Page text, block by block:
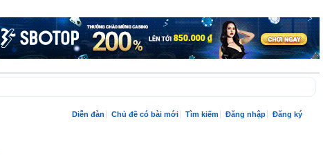
Diễn đàn Chủ đề có bài mới Tìm kiếm Đăng nhập Đăng ký